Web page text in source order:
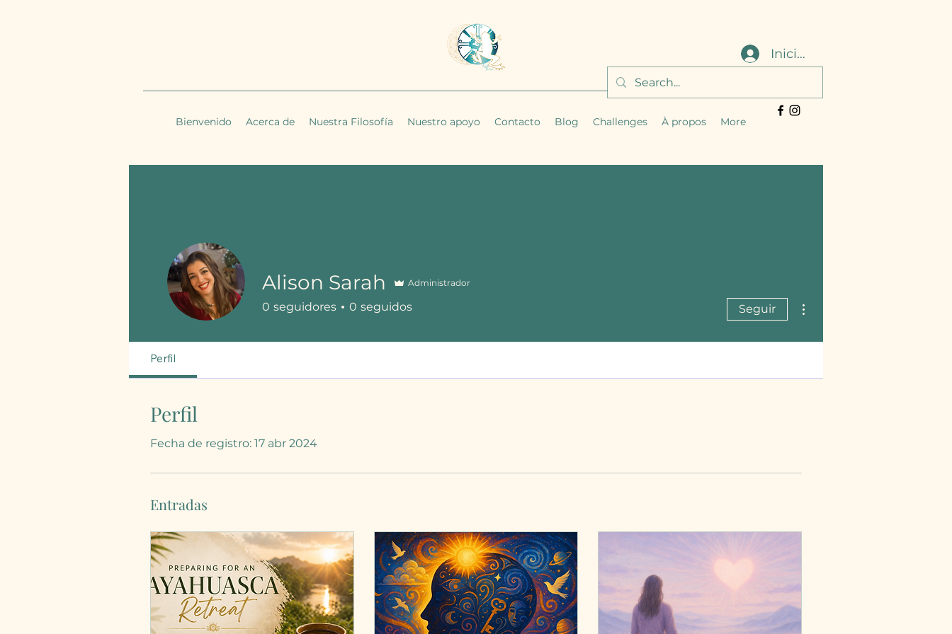
Iniciar sesión
Bienvenido Acerca de Nuestra Filosofía Nuestro apoyo Contacto Blog Challenges À propos More
Alison Sarah Administrador
0 seguidores 0 seguidos Seguir
Perfil
Perfil
Fecha de registro: 17 abr 2024
Entradas